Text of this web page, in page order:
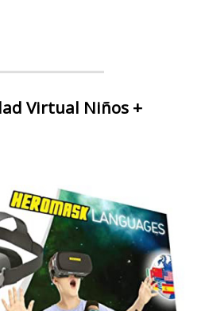
Virtual Niños +